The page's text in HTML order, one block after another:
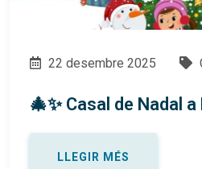
22 desembre 2025
🎄✨ Casal de Nadal
LLEGIR MÉS